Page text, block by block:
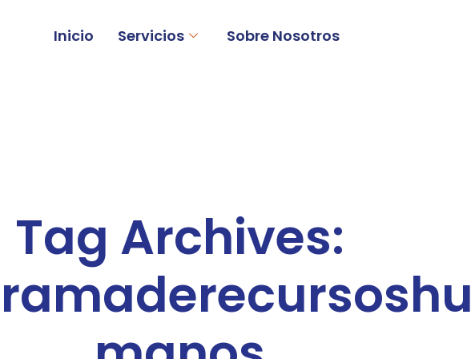
Inicio Servicios Sobre Nosotros
Tag Archives: